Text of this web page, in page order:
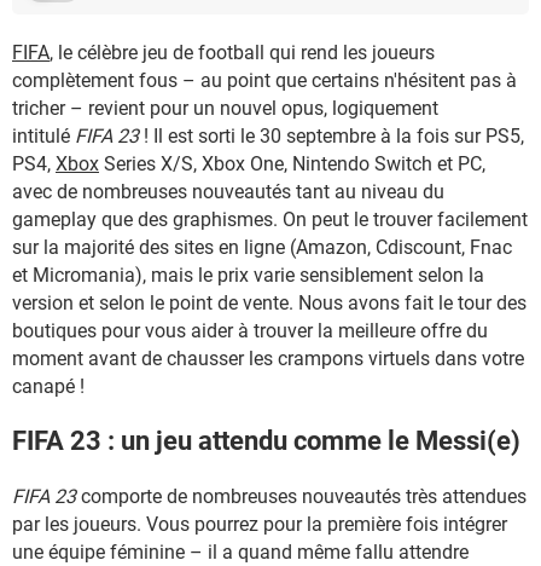
FIFA, le célèbre jeu de football qui rend les joueurs
complètement fous – au point que certains n'hésitent pas à
tricher – revient pour un nouvel opus, logiquement
intitulé FIFA 23! Il est sorti le 30 septembre à la fois sur PS5,
PS4, Xbox Series X/S, Xbox One, Nintendo Switch et PC,
avec de nombreuses nouveautés tant au niveau du
gameplay que des graphismes. On peut le trouver facilement
sur la majorité des sites en ligne (Amazon, Cdiscount, Fnac
et Micromania), mais le prix varie sensiblement selon la
version et selon le point de vente. Nous avons fait le tour des
boutiques pour vous aider à trouver la meilleure offre du
moment avant de chausser les crampons virtuels dans votre
canapé !
FIFA 23 : un jeu attendu comme le Messi(e)
FIFA 23comporte de nombreuses nouveautés très attendues
par les joueurs. Vous pourrez pour la première fois intégrer
une équipe féminine – il a quand même fallu attendre